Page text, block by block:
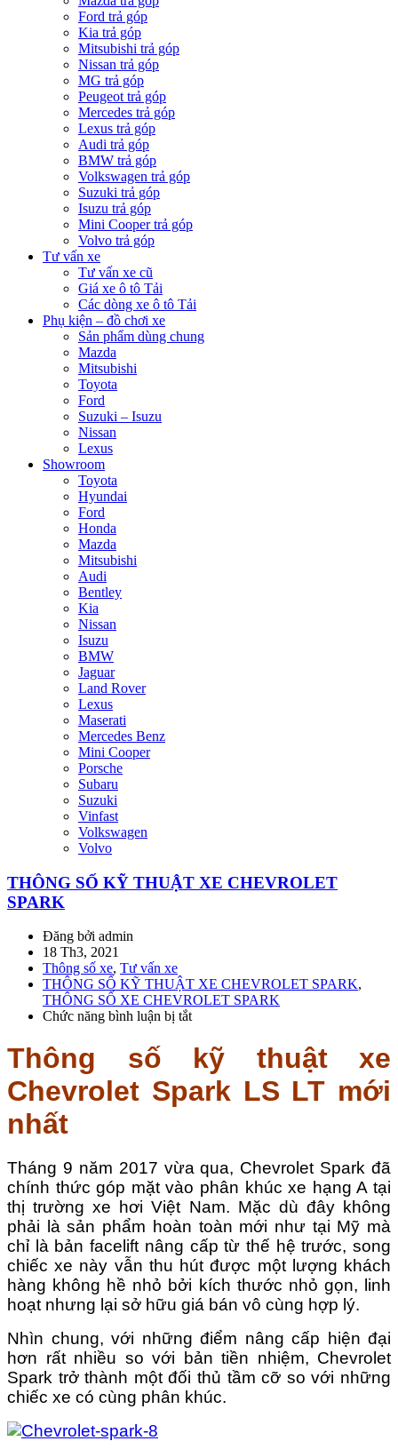
Ford trả góp
Kia trả góp
Mitsubishi trả góp
Nissan trả góp
MG trả góp
Peugeot trả góp
Mercedes trả góp
Lexus trả góp
Audi trả góp
BMW trả góp
Volkswagen trả góp
Suzuki trả góp
Isuzu trả góp
Mini Cooper trả góp
Volvo trả góp
Tư vấn xe
Tư vấn xe cũ
Giá xe ô tô Tải
Các dòng xe ô tô Tải
Phụ kiện – đồ chơi xe
Sản phẩm dùng chung
Mazda
Mitsubishi
Toyota
Ford
Suzuki – Isuzu
Nissan
Lexus
Showroom
Toyota
Hyundai
Ford
Honda
Mazda
Mitsubishi
Audi
Bentley
Kia
Nissan
Isuzu
BMW
Jaguar
Land Rover
Lexus
Maserati
Mercedes Benz
Mini Cooper
Porsche
Subaru
Suzuki
Vinfast
Volkswagen
Volvo
THÔNG SỐ KỸ THUẬT XE CHEVROLET
SPARK
Đăng bởi admin
18 Th3, 2021
Thông số xe, Tư vấn xe
THÔNG SỐ KỸ THUẬT XE CHEVROLET SPARK,
THÔNG SỐ XE CHEVROLET SPARK
Chức năng bình luận bị tắtở
SỐ
KỸ
THUẬT
XE
Thông số kỹ thuật xe
Chevrolet Spark LS LT mới
nhất
Tháng 9 năm 2017 vừa qua, Chevrolet Spark đã
chính thức góp mặt vào phân khúc xe hạng A tại
thị trường xe hơi Việt Nam. Mặc dù đây không
phải là sản phẩm hoàn toàn mới như tại Mỹ mà
chỉ là bản facelift nâng cấp từ thế hệ trước, song
chiếc xe này vẫn thu hút được một lượng khách
hàng không hề nhỏ bởi kích thước nhỏ gọn, linh
hoạt nhưng lại sở hữu giá bán vô cùng hợp lý.
Nhìn chung, với những điểm nâng cấp hiện đại
hơn rất nhiều so với bản tiền nhiệm, Chevrolet
Spark trở thành một đối thủ tầm cỡ so với những
chiếc xe có cùng phân khúc.